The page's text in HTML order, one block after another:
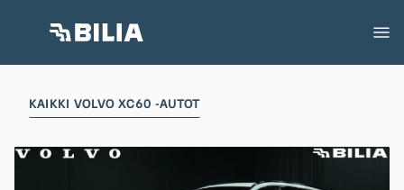
KAIKKI VOLVO XC60 -AUTOT